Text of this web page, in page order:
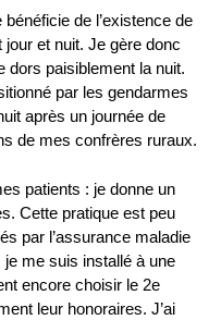
de l’existence de
et nuit. Je gère donc
dors paisiblement la nuit.
par les gendarmes
après un journée de
de mes confrères ruraux.
patients : je donne un
Cette pratique est peu
par l’assurance maladie
me suis installé à une
encore choisir le 2e
leur honoraires. J’ai